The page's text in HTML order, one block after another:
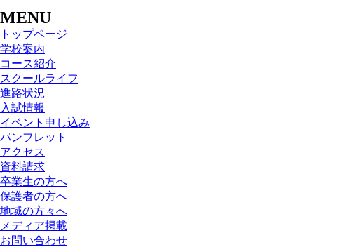
MENU
トップページ
学校案内
コース紹介
スクールライフ
進路状況
入試情報
イベント申し込み
パンフレット
アクセス
資料請求
卒業生の方へ
保護者の方へ
地域の方々へ
メディア掲載
お問い合わせ